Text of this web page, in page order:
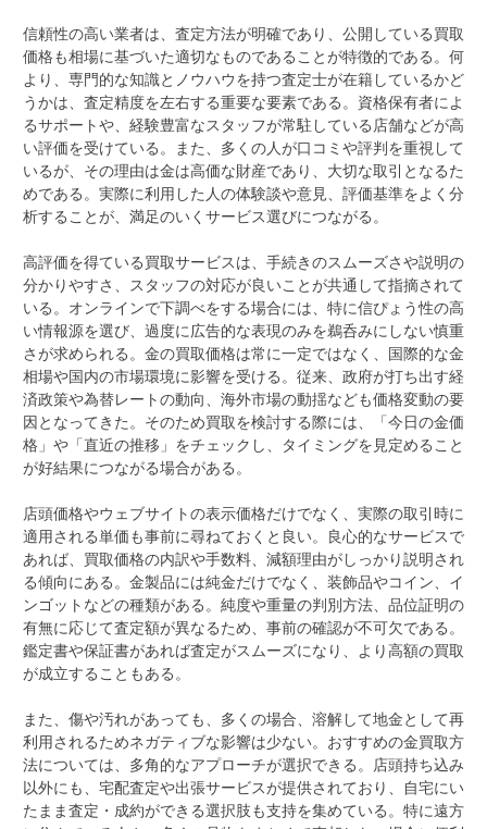
信頼性の高い業者は、査定方法が明確であり、公開している買取
価格も相場に基づいた適切なものであることが特徴的である。何
より、専門的な知識とノウハウを持つ査定士が在籍しているかど
うかは、査定精度を左右する重要な要素である。資格保有者によ
るサポートや、経験豊富なスタッフが常駐している店舗などが高
い評価を受けている。また、多くの人が口コミや評判を重視して
いるが、その理由は金は高価な財産であり、大切な取引となるた
めである。実際に利用した人の体験談や意見、評価基準をよく分
析することが、満足のいくサービス選びにつながる。
高評価を得ている買取サービスは、手続きのスムーズさや説明の
分かりやすさ、スタッフの対応が良いことが共通して指摘されて
いる。オンラインで下調べをする場合には、特に信ぴょう性の高
い情報源を選び、過度に広告的な表現のみを鵜呑みにしない慎重
さが求められる。金の買取価格は常に一定ではなく、国際的な金
相場や国内の市場環境に影響を受ける。従来、政府が打ち出す経
済政策や為替レートの動向、海外市場の動揺なども価格変動の要
因となってきた。そのため買取を検討する際には、「今日の金価
格」や「直近の推移」をチェックし、タイミングを見定めること
が好結果につながる場合がある。
店頭価格やウェブサイトの表示価格だけでなく、実際の取引時に
適用される単価も事前に尋ねておくと良い。良心的なサービスで
あれば、買取価格の内訳や手数料、減額理由がしっかり説明され
る傾向にある。金製品には純金だけでなく、装飾品やコイン、イ
ンゴットなどの種類がある。純度や重量の判別方法、品位証明の
有無に応じて査定額が異なるため、事前の確認が不可欠である。
鑑定書や保証書があれば査定がスムーズになり、より高額の買取
が成立することもある。
また、傷や汚れがあっても、多くの場合、溶解して地金として再
利用されるためネガティブな影響は少ない。おすすめの金買取方
法については、多角的なアプローチが選択できる。店頭持ち込み
以外にも、宅配査定や出張サービスが提供されており、自宅にい
たまま査定・成約ができる選択肢も支持を集めている。特に遠方